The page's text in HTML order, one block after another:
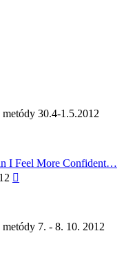
metódy 30.4-1.5.2012
I Feel More Confident…
metódy 7. - 8. 10. 2012